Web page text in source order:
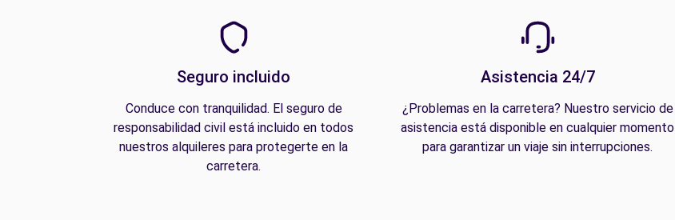
Seguro incluido
Conduce con tranquilidad. El seguro de
responsabilidad civil está incluido en todos
nuestros alquileres para protegerte en la
carretera.
Asistencia 24/7
¿Problemas en la carretera? Nuestro servicio de
asistencia está disponible en cualquier momento
para garantizar un viaje sin interrupciones.